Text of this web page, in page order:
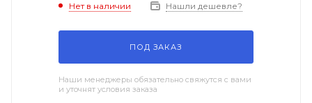
Нет в наличии Нашли дешевле?
ПОД ЗАКАЗ
Наши менеджеры обязательно свяжутся с вами
и уточнят условия заказа